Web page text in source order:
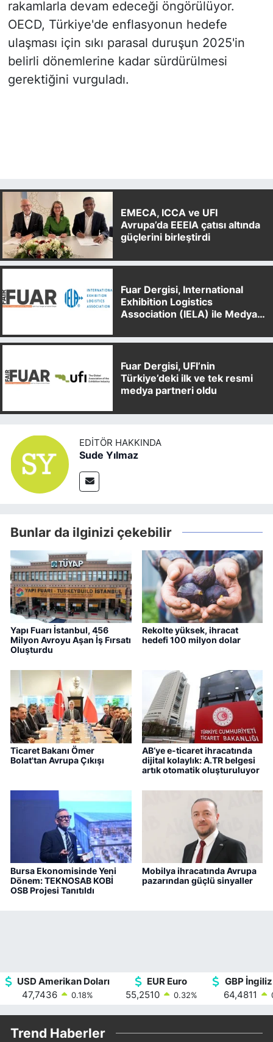
rakamlarla devam edeceği öngörülüyor.
OECD, Türkiye'de enflasyonun hedefe
ulaşması için sıkı parasal duruşun 2025'in
belirli dönemlerine kadar sürdürülmesi
gerektiğini vurguladı.
EMECA, ICCA ve UFI
Avrupa’da EEEIA çatısı altında
güçlerini birleştirdi
Fuar Dergisi, International
Exhibition Logistics
Association (IELA) ile Medya
Fuar Dergisi, UFI’nin
Türkiye’deki ilk ve tek resmi
medya partneri oldu
EDITÖR HAKKINDA
Sude Yılmaz
Bunlar da ilginizi çekebilir
Yapı Fuarı İstanbul, 456
Milyon Avroyu Aşan İş Fırsatı
Oluşturdu
Rekolte yüksek, ihracat
hedefi 100 milyon dolar
Ticaret Bakanı Ömer
Bolat'tan Avrupa Çıkışı
AB’ye e-ticaret ihracatında
dijital kolaylık: A.TR belgesi
artık otomatik oluşturuluyor
Bursa Ekonomisinde Yeni
Dönem: TEKNOSAB KOBİ
OSB Projesi Tanıtıldı
Mobilya ihracatında Avrupa
pazarından güçlü sinyaller
USD Amerikan Doları
47,7436
0.18%
EUR Euro
55,2510
0.32%
GBP
64,4811
Trend Haberler